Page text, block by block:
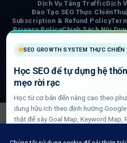
Visa PayPal
Dịch Vụ Tăng TrafficDịch
Đào Tạo SEO Thực Chiến
Subscription & Refund Policy
Privacy PolicyChính Sách Nội
COPYRIGHT 2026 ©VLINK ASIA
SEO GROWTH SYSTEM THỰC CHIẾN
Học SEO để tự dựng hệ
mẹo rời rạc
Học từ cơ bản đến nâng cao theo
dung hữu ích theo định hướng
thật để xây Goal Map, Keyword Map,